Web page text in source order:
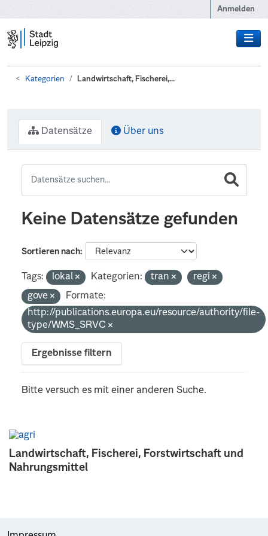
Anmelden
Kategorien Landwirtschaft, Fischerei,...
Landwirtschaft, Fischerei, Forstwirtschaft und
Nahrungsmittel
Datensätze Über uns
Keine Datensätze gefunden
Sortieren nach
Tags: lokal Kategorien: tran
regi
gove
Formate:
http://publications.europa.eu/resource/authority/file-
type/WMS_SRVC
Ergebnisse filtern
Bitte versuch es mit einer anderen Suche.